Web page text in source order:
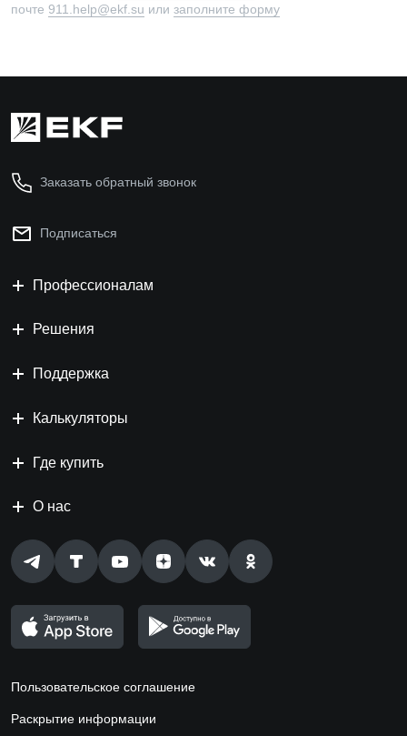
почте 911.help@ekf.su или заполните форму
Заказать обратный звонок
Подписаться
Профессионалам
Решения
Поддержка
Калькуляторы
Где купить
О нас
Пользовательское соглашение
Раскрытие информации